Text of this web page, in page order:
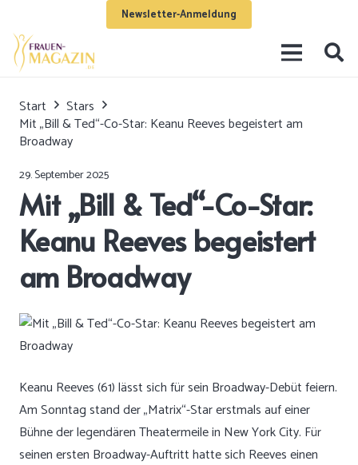
Newsletter-Anmeldung
Start
Stars
Mit „Bill & Ted“-Co-Star: Keanu Reeves begeistert am
Broadway
29. September 2025
Mit „Bill & Ted“-Co-Star:
Keanu Reeves begeistert
am Broadway
Keanu Reeves (61) lässt sich für sein Broadway-Debüt feiern.
Am Sonntag stand der „Matrix“-Star erstmals auf einer
Bühne der legendären Theatermeile in New York City. Für
seinen ersten Broadway-Auftritt hatte sich Reeves einen